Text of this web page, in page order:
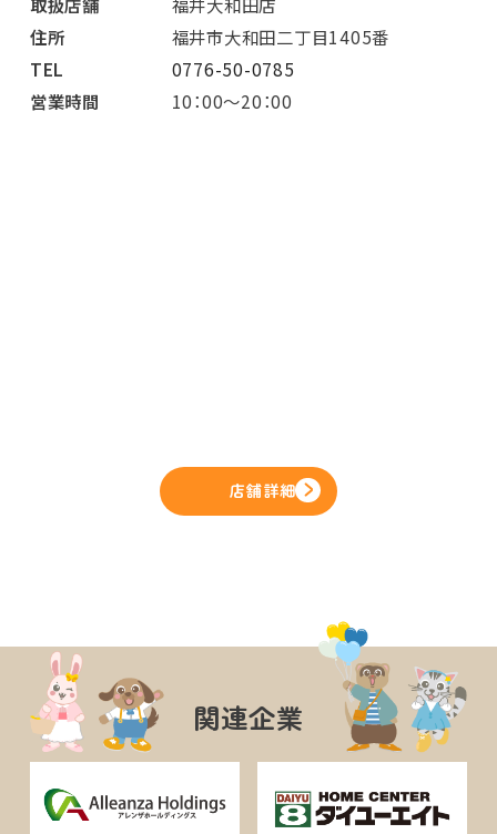
取扱店舗
福井大和田店
住所
福井市大和田二丁目1405番
TEL
0776-50-0785
営業時間
10：00～20：00
店舗詳細
関連企業